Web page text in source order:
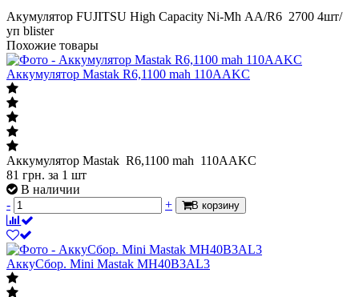
Акумулятор FUJITSU High Capacity Ni-Mh АА/R6 2700 4шт/
уп blister
Похожие товары
Аккумулятор Mastak R6,1100 mah 110AAKC
Аккумулятор Mastak R6,1100 mah 110AAKC
81 грн. за 1 шт
В наличии
-
+ В корзину
АккуСбор. Mini Mastak MH40B3AL3